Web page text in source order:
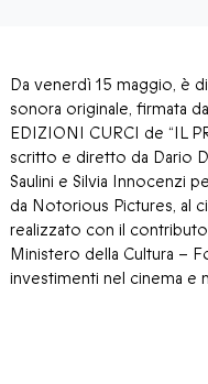
Da venerdì 15 maggio, è
sonora originale, firmata
EDIZIONI CURCI de “IL
scritto e diretto da Dario
Saulini e Silvia Innocenzi
da Notorious Pictures, al
realizzato con il
Ministero della Cultura –
investimenti nel cinema e